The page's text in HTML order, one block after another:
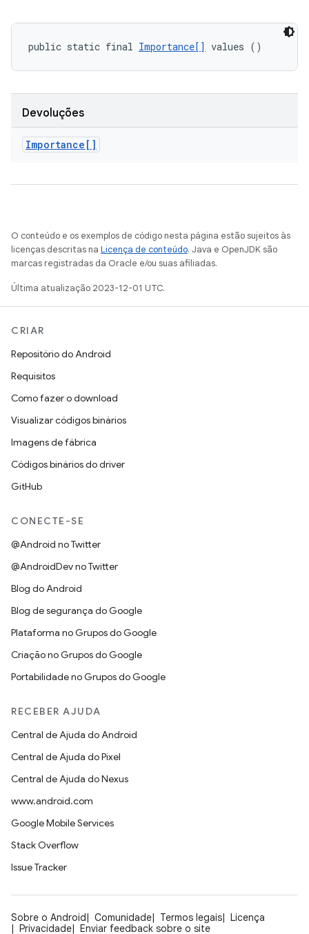
public static final Importance[] values ()
Devoluções
Importance[]
O conteúdo e os exemplos de código nesta página estão sujeitos às
licenças descritas na Licença de conteúdo. Java e OpenJDK são
marcas registradas da Oracle e/ou suas afiliadas.
Última atualização 2023-12-01 UTC.
CRIAR
Repositório do Android
Requisitos
Como fazer o download
Visualizar códigos binários
Imagens de fábrica
Códigos binários do driver
GitHub
CONECTE-SE
@Android no Twitter
@AndroidDev no Twitter
Blog do Android
Blog de segurança do Google
Plataforma no Grupos do Google
Criação no Grupos do Google
Portabilidade no Grupos do Google
RECEBER AJUDA
Central de Ajuda do Android
Central de Ajuda do Pixel
Central de Ajuda do Nexus
www.android.com
Google Mobile Services
Stack Overflow
Issue Tracker
Sobre o Android Comunidade Termos legais
Licença
Privacidade
Enviar feedback sobre o site